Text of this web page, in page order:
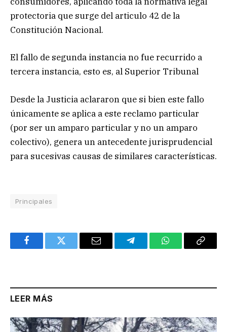
protectoria que surge del articulo 42 de la
Constitución Nacional.
El fallo de segunda instancia no fue recurrido a
tercera instancia, esto es, al Superior Tribunal
Desde la Justicia aclararon que si bien este fallo
únicamente se aplica a este reclamo particular
(por ser un amparo particular y no un amparo
colectivo), genera un antecedente jurisprudencial
para sucesivas causas de similares características.
Principales
FacebookTwitter Email TelegramWhatsAppCopy
LEER MÁS